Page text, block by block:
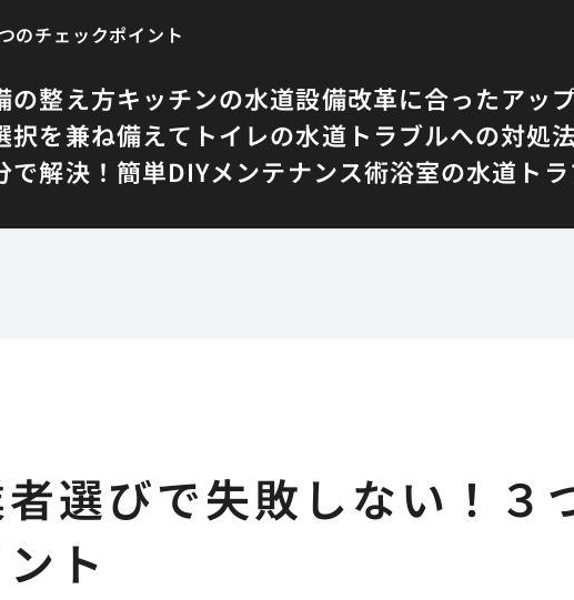
のチェックポイント
の整え方キッチンの水道設備改革に合ったアッ
択を兼ね備えて トイレの水道トラブルへの対処法
解決！簡単DIYメンテナンス術浴室の水道ト
選びで失敗しない！３
ト